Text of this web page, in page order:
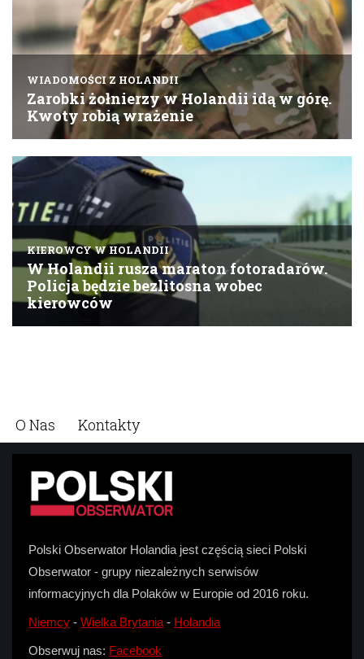
O Nas Kontakty
Polski Obserwator Holandia jest częścią sieci Polski
Obserwator - grupy niezależnych serwisów
informacyjnych dla Polaków w Europie od 2016 roku.
Niemcy - Wielka Brytania - Holandia
Obserwuj nas: Facebook